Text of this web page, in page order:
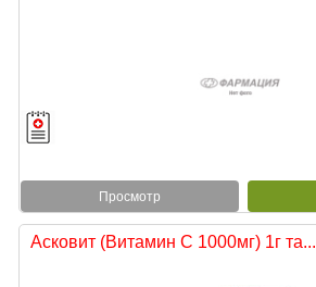
Просмотр
Асковит (Витамин С 1000мг) 1г та...